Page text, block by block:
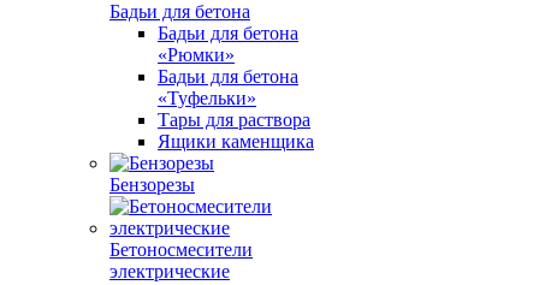
Бадьи для бетона
Бадьи для бетона
«Рюмки»
Бадьи для бетона
«Туфельки»
Тары для раствора
Ящики каменщика
Бензорезы
Бетоносмесители
электрические